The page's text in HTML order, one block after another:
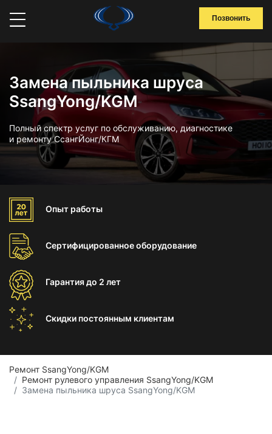
Позвонить
Замена пыльника шруса
SsangYong/KGM
Полный спектр услуг по обслуживанию, диагностике
и ремонту СсангЙонг/КГМ
Опыт работы
Сертифицированноеоборудование
Гарантиядо 2 лет
Скидки постоянным клиентам
Ремонт SsangYong/KGM
Ремонт рулевого управления SsangYong/KGM
Замена пыльника шруса SsangYong/KGM